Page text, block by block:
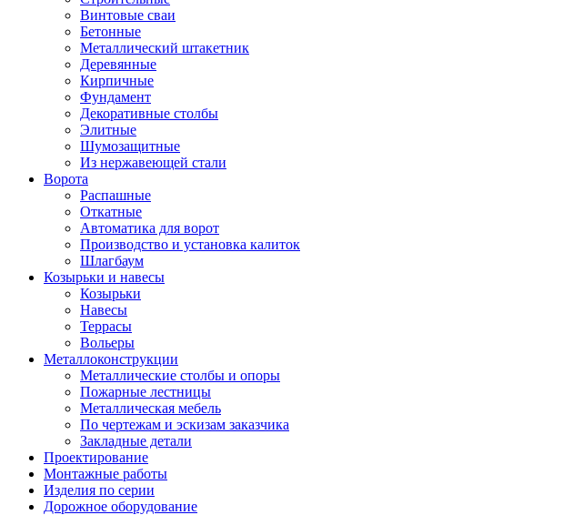
Винтовые сваи
Бетонные
Металлический штакетник
Деревянные
Кирпичные
Фундамент
Декоративные столбы
Элитные
Шумозащитные
Из нержавеющей стали
Ворота
Распашные
Откатные
Автоматика для ворот
Производство и установка калиток
Шлагбаум
Козырьки и навесы
Козырьки
Навесы
Террасы
Вольеры
Металлоконструкции
Металлические столбы и опоры
Пожарные лестницы
Металлическая мебель
По чертежам и эскизам заказчика
Закладные детали
Проектирование
Монтажные работы
Изделия по серии
Дорожное оборудование